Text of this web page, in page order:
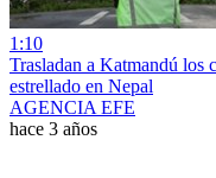
1:10
Trasladan a Katmandú los
estrellado en Nepal
AGENCIA EFE
hace 3 años